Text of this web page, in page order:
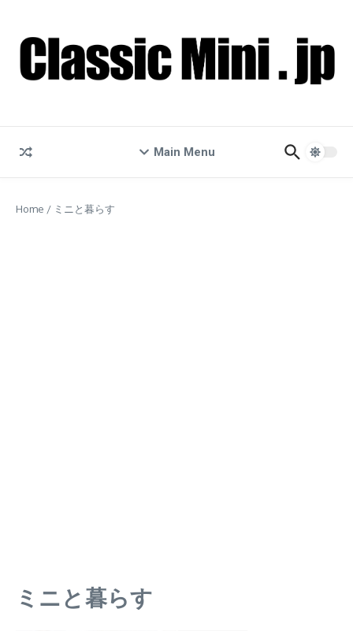
Main Menu
Home / ミニと暮らす
ミニと暮らす